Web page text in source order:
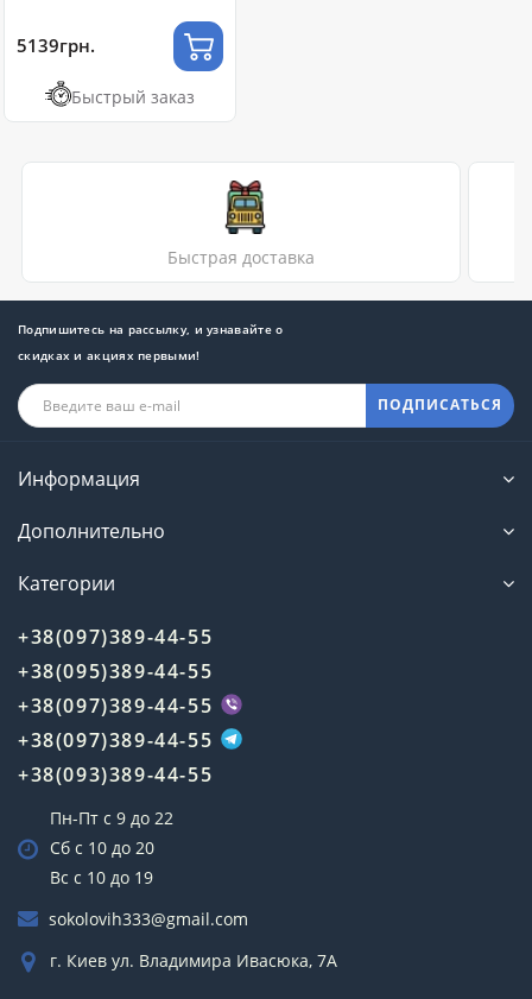
5139грн.
Быстрый заказ
Быстрая доставка
Подпишитесь на рассылку, и узнавайте о
скидках и акциях первыми!
ПОДПИСАТЬСЯ
Информация
Дополнительно
Категории
+38(097)389-44-55
+38(095)389-44-55
+38(097)389-44-55
+38(097)389-44-55
+38(093)389-44-55
Пн-Пт с 9 до 22
Сб с 10 до 20
Вс с 10 до 19
sokolovih333@gmail.com
г. Киев ул. Владимира Ивасюка, 7А